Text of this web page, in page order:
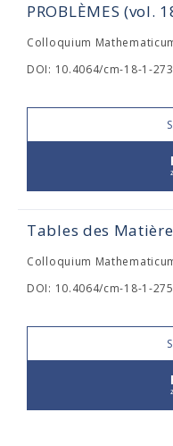
PROBLÈMES (vol.
Colloquium
DOI: 10.4064/cm-18-1-273
Tables des
Colloquium
DOI: 10.4064/cm-18-1-